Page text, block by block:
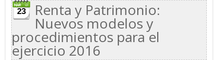
23 Renta y Patrimonio:
Nuevos modelos y
procedimientos para el
ejercicio 2016